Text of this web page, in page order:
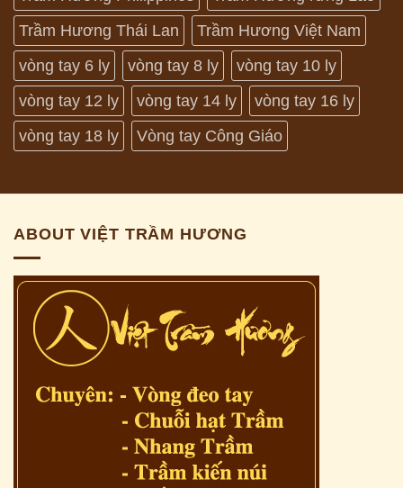
Trầm Hương Thái Lan
Trầm Hương Việt Nam
vòng tay 6 ly
vòng tay 8 ly
vòng tay 10 ly
vòng tay 12 ly
vòng tay 14 ly
vòng tay 16 ly
vòng tay 18 ly
Vòng tay Công Giáo
ABOUT VIỆT TRẦM HƯƠNG